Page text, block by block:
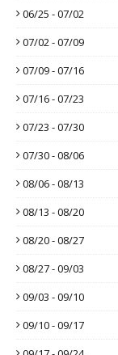
06/25 - 07/02
07/02 - 07/09
07/09 - 07/16
07/16 - 07/23
07/23 - 07/30
07/30 - 08/06
08/06 - 08/13
08/13 - 08/20
08/20 - 08/27
08/27 - 09/03
09/03 - 09/10
09/10 - 09/17